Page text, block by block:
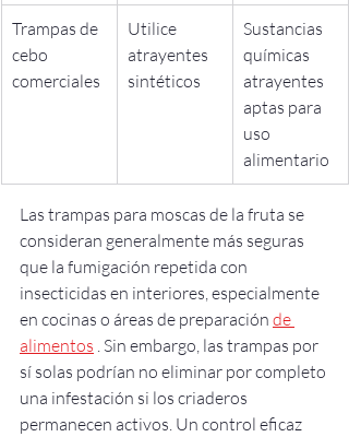
Trampas de
cebo
comerciales
Utilice
atrayentes
sintéticos
Sustancias
químicas
atrayentes
aptas para
uso
alimentario
Las trampas para moscas de la fruta se
consideran generalmente más seguras
que la fumigación repetida con
insecticidas en interiores, especialmente
en cocinas o áreas de preparación de
alimentos . Sin embargo, las trampas por
sí solas podrían no eliminar por completo
una infestación si los criaderos
permanecen activos. Un control eficaz